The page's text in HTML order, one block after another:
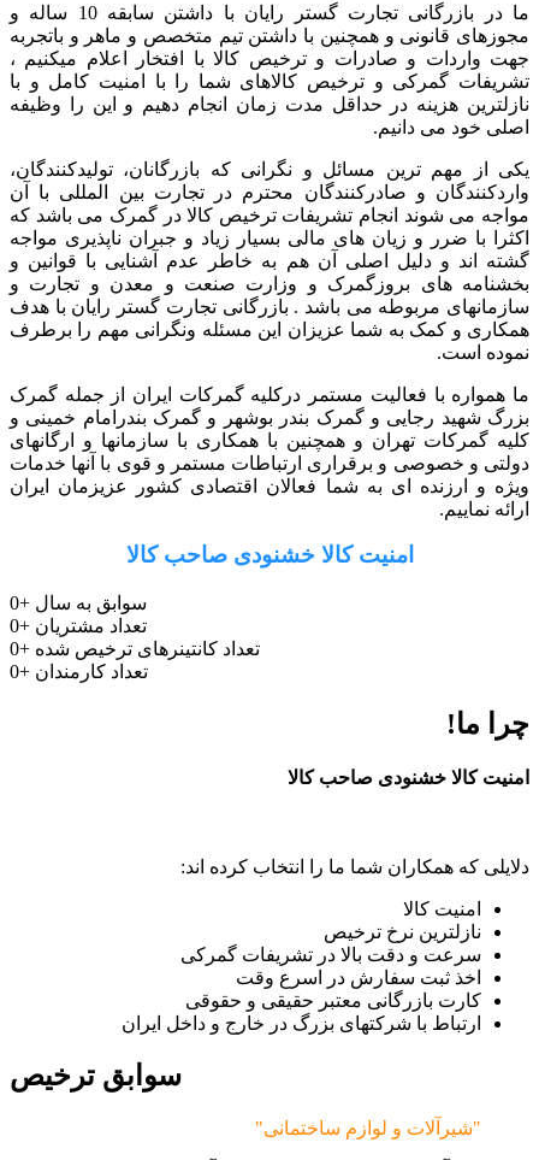
ما در بازرگانی تجارت گستر رایان با داشتن سابقه 10 ساله و
مجوزهای قانونی و همچنین با داشتن تیم متخصص و ماهر و باتجربه
جهت واردات و صادرات و ترخیص کالا با افتخار اعلام میکنیم ،
تشریفات گمرکی و ترخیص کالاهای شما را با امنیت کامل و با
نازلترین هزینه در حداقل مدت زمان انجام دهیم و این را وظیفه
اصلی خود می دانیم.
یکی از مهم ترین مسائل و نگرانی که بازرگانان، تولیدکنندگان،
واردکنندگان و صادرکنندگان محترم در تجارت بین المللی با آن
مواجه می شوند انجام تشریفات ترخیص کالا در گمرک می باشد که
اکثرا با ضرر و زیان های مالی بسیار زیاد و جبران ناپذیری مواجه
گشته اند و دلیل اصلی آن هم به خاطر عدم آشنایی با قوانین و
بخشنامه های بروزگمرک و وزارت صنعت و معدن و تجارت و
سازمانهای مربوطه می باشد . بازرگانی تجارت گستر رایان با هدف
همکاری و کمک به شما عزیزان این مسئله ونگرانی مهم را برطرف
نموده است.
ما همواره با فعالیت مستمر درکلیه گمرکات ایران از جمله گمرک
بزرگ شهید رجایی و گمرک بندر بوشهر و گمرک بندرامام خمینی و
کلیه گمرکات تهران و همچنین با همکاری با سازمانها و ارگانهای
دولتی و خصوصی و برقراری ارتباطات مستمر و قوی با آنها خدمات
ویژه و ارزنده ای به شما فعالان اقتصادی کشور عزیزمان ایران
ارائه نماییم.
امنیت کالا خشنودی صاحب کالا
0+ سوابق به سال
0+ تعداد مشتریان
0+ تعداد کانتینرهای ترخیص شده
0+ تعداد کارمندان
چرا ما!
امنیت کالا خشنودی صاحب کالا
دلایلی که همکاران شما ما را انتخاب کرده اند:
امنیت کالا
نازلترین نرخ ترخیص
سرعت و دقت بالا در تشریفات گمرکی
اخذ ثبت سفارش در اسرع وقت
کارت بازرگانی معتبر حقیقی و حقوقی
ارتباط با شرکتهای بزرگ در خارج و داخل ایران
سوابق ترخیص
"شیرآلات و لوازم ساختمانی"